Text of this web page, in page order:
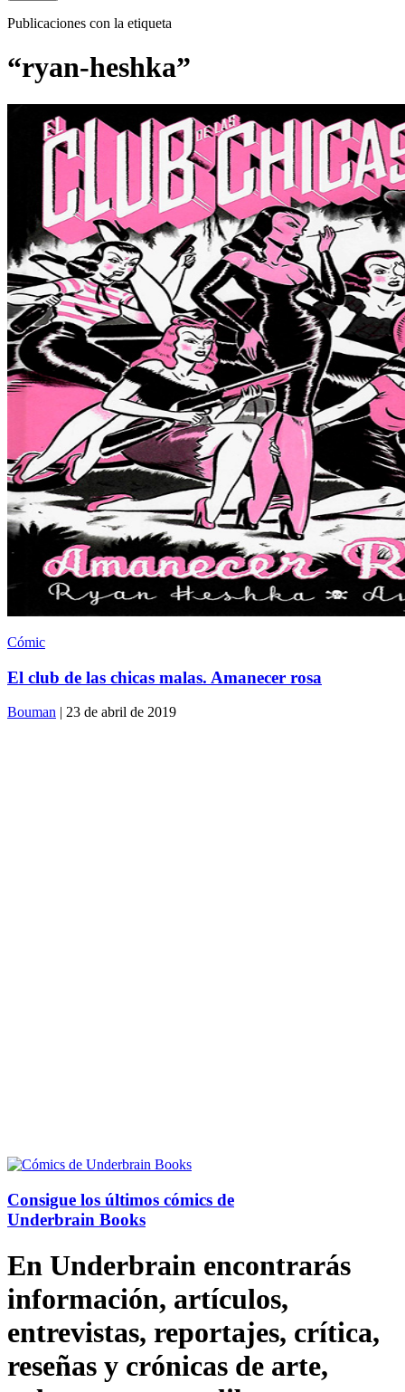
Publicaciones con la etiqueta
“ryan-heshka”
Cómic
El club de las chicas malas. Amanecer rosa
Bouman | 23 de abril de 2019
Consigue los últimos cómics de
Underbrain Books
En Underbrain encontrarás
información, artículos,
entrevistas, reportajes, crítica,
reseñas y crónicas de arte,